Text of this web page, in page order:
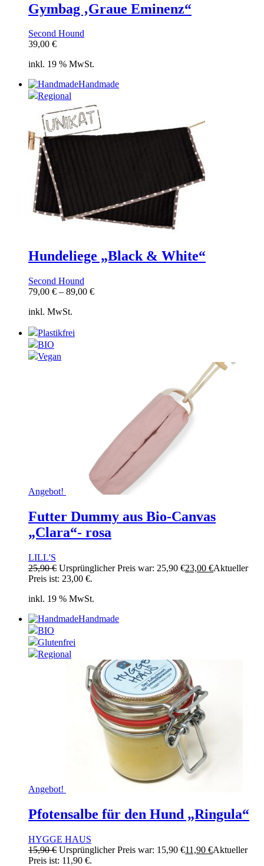
Gymbag ‚Graue Eminenz“
Second Hound
39,00 €
inkl. 19 % MwSt.
Handmade
Regional
Hundeliege „Black & White“
Second Hound
79,00 € – 89,00 €
inkl. MwSt.
Plastikfrei
BIO
Vegan
Angebot!
Futter Dummy aus Bio-Canvas
„Clara“- rosa
LILL'S
25,90€ Ursprünglicher Preis war: 25,90 €23,00 €Aktueller
Preis ist: 23,00 €.
inkl. 19 % MwSt.
Handmade
BIO
Glutenfrei
Regional
Angebot!
Pfotensalbe für den Hund „Ringula“
HYGGE HAUS
15,90€ Ursprünglicher Preis war: 15,90 €11,90 €Aktueller
Preis ist: 11,90 €.